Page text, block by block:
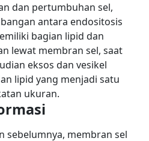
dan pertumbuhan sel,
antara endositosis
bagian lipid dan
lewat membran sel, saat
eksos dan vesikel
lipid yang menjadi satu
ukuran.
sebelumnya, membran sel